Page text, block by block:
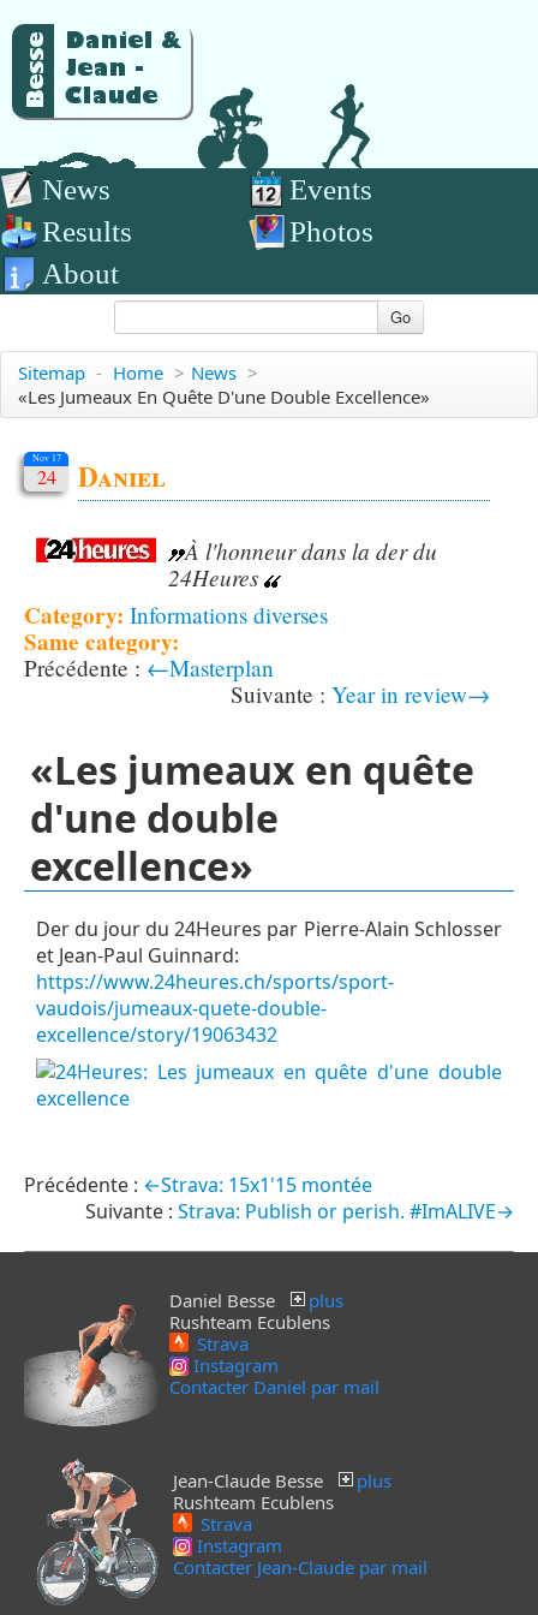
News
Events
Results
Photos
About
Go
Sitemap - Home > News >
«Les Jumeaux En Quête D'une Double Excellence»
Nov 17
24 Daniel
À l'honneur dans la der du
24Heures
Category: Informations diverses
Same category:
←Masterplan
Year in review→
«Les jumeaux en quête
d'une double
excellence»
Der du jour du 24Heures par Pierre-Alain Schlosser
et Jean-Paul Guinnard:
https://www.24heures.ch/sports/sport-
vaudois/jumeaux-quete-double-
excellence/story/19063432
←Strava: 15x1'15 montée
Strava: Publish or perish. #ImALIVE→
Daniel Besse
plus
Rushteam Ecublens
Strava
Instagram
Contacter Daniel par mail
Jean-Claude Besse
plus
Rushteam Ecublens
Strava
Instagram
Contacter Jean-Claude par mail